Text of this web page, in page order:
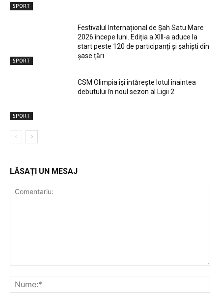
SPORT
SPORT
Festivalul Internațional de Șah Satu Mare
2026 începe luni. Ediția a XIII-a aduce la
start peste 120 de participanți și șahiști din
șase țări
SPORT
CSM Olimpia își întărește lotul înaintea
debutului în noul sezon al Ligii 2
LĂSAȚI UN MESAJ